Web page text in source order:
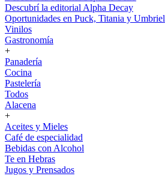
Descubrí la editorial Alpha Decay
Oportunidades en Puck, Titania y Umbriel
Vinilos
Gastronomía
+
Panadería
Cocina
Pastelería
Todos
Alacena
+
Aceites y Mieles
Café de especialidad
Bebidas con Alcohol
Te en Hebras
Jugos y Prensados